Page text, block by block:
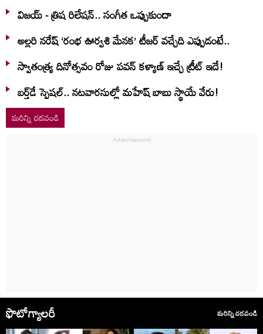
విజయ్ - త్రిష రిలేషన్.. సంగీత ఒప్పుకుందా
అల్లరి నరేష్ ‘రంభ ఊర్వశి మేనక’ టీజర్ వచ్చేది ఎప్పుడంటే..
స్వాతంత్య్ర దినోత్సవం రోజు పవన్ కళ్యాణ్ ఇచ్చే ట్రీట్ ఇదే!
బర్త్‌‌డే స్పెషల్.. నటవారసుల్లో మహేష్ బాబు స్థాయే వేరు!
మరిన్ని చదవండి
ఫొటోగ్యాలరీ మరిన్ని చదవండి